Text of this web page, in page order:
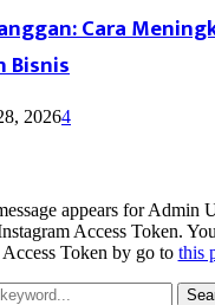
Cara
Bisnis
20264
appears for Admin
Access Token.
Access Token by go to this